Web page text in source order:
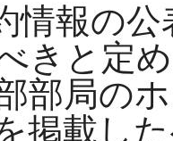
情報の
きと定
部局の
掲載し